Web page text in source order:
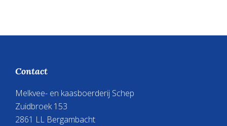
Footer
Contact
Melkvee- en kaasboerderij Schep
Zuidbroek 153
2861 LL Bergambacht